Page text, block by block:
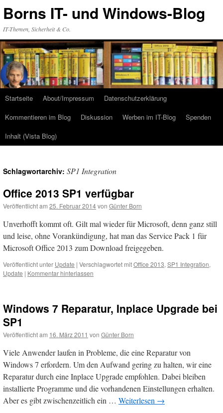
Inhalt
Borns IT- und Windows-Blog
IT-Themen, Sicherheit & Co.
Startseite About/Impressum
Datenschutzerklärung
Kommentieren im Blog
Diskussion Werben im IT-Blog
Spenden
Inhalt (Vista Blog)
Schlagwortarchiv: SP1 Integration
Office 2013 SP1 verfügbar
Veröffentlicht am 25. Februar 2014von Günter Born
Unverhofft kommt oft. Gilt mal wieder für Microsoft, denn ganz still
und leise, ohne Vorankündigung, hat man das Service Pack 1 für
Microsoft Office 2013 zum Download freigegeben.
Veröffentlicht unter Update | Verschlagwortet mitOffice 2013, SP1 Integration,
Update | Kommentar hinterlassen
Windows 7 Reparatur, Inplace Upgrade bei
SP1
Veröffentlicht am 16. März 2011 von Günter Born
Viele Anwender laufen in Probleme, die eine Reparatur von
Windows 7 erfordern. Um den Aufwand gering zu halten, wir eine
Reparatur durch eine Inplace Upgrade empfohlen. Dabei bleiben
installierte Programme und die vorhandenen Einstellungen erhalten.
Aber es gibt zwischenzeitlich ein … Weiterlesen →